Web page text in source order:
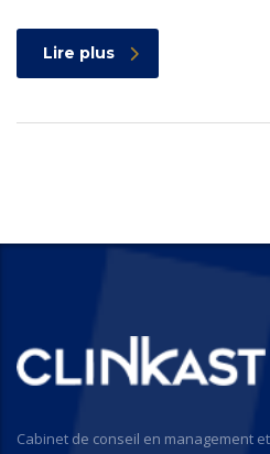
Lire plus
Cabinet de conseil en management